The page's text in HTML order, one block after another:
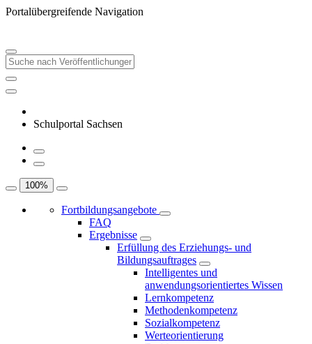
Portalübergreifende Navigation
Schulportal Sachsen
100%
Fortbildungsangebote
FAQ
Ergebnisse
Erfüllung des Erziehungs- und
Bildungsauftrages
Intelligentes und
anwendungsorientiertes Wissen
Lernkompetenz
Methodenkompetenz
Sozialkompetenz
Werteorientierung